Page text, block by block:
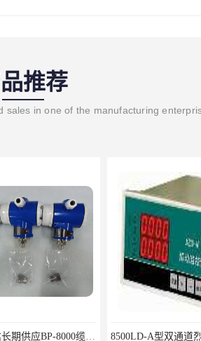
推荐
sales in one of the manufacturing
北京鸿泰顺达长期供应BP-8000缆式液位计，0-5米现场显示；BP-8000缆式液位计，0-5米现场显示询价电话